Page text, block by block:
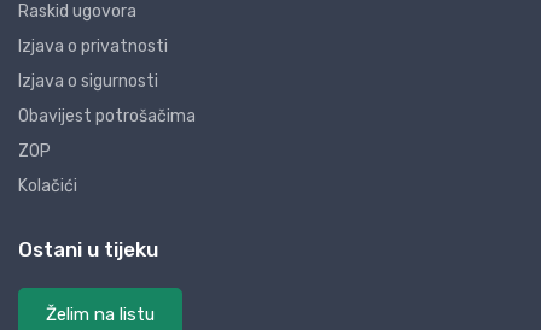
Raskid ugovora
Izjava o privatnosti
Izjava o sigurnosti
Obavijest potrošačima
ZOP
Kolačići
Ostani u tijeku
Želim na listu